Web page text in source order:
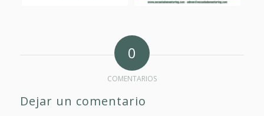
0
COMENTARIOS
Dejar un comentario